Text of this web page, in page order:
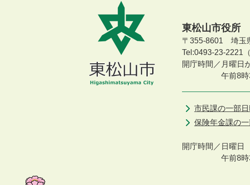
東松山市役所
〒355-8601 埼玉
Tel:0493-23-2221（
開庁時間／月曜日
午前8
市民課の一部
保険年金課の
開庁時間／ 日曜日
午前8